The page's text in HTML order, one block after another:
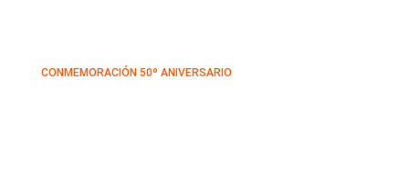
CONMEMORACIÓN 50º ANIVERSARIO